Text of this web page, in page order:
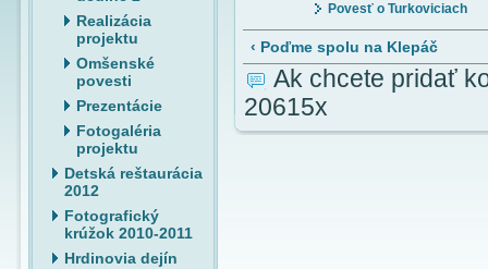
Realizácia
projektu
Omšenské
povesti
Prezentácie
Fotogaléria
projektu
Detská reštaurácia
2012
Fotografický
krúžok 2010-2011
Hrdinovia dejín
Povesť o Turkoviciach
‹ Poďme spolu na Klepáč
Ak chcete pridať
20615x